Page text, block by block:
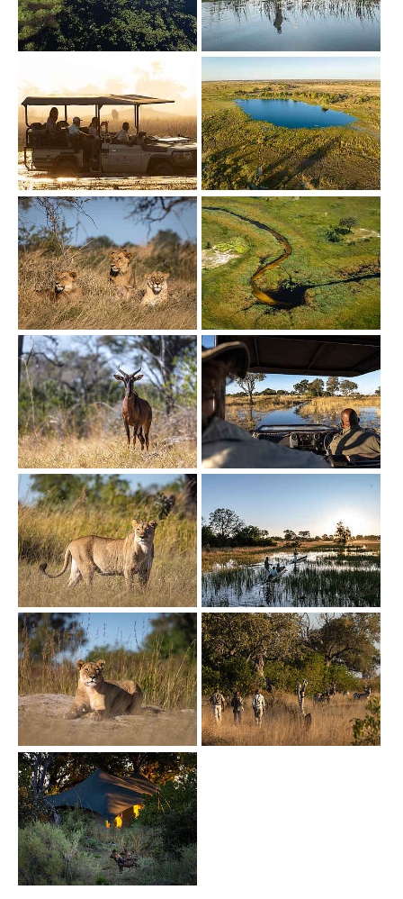
Show larger version Show larger version
Show larger version Show larger version
Show larger version Show larger version
Show larger version
Show larger version Show larger version
Show larger version